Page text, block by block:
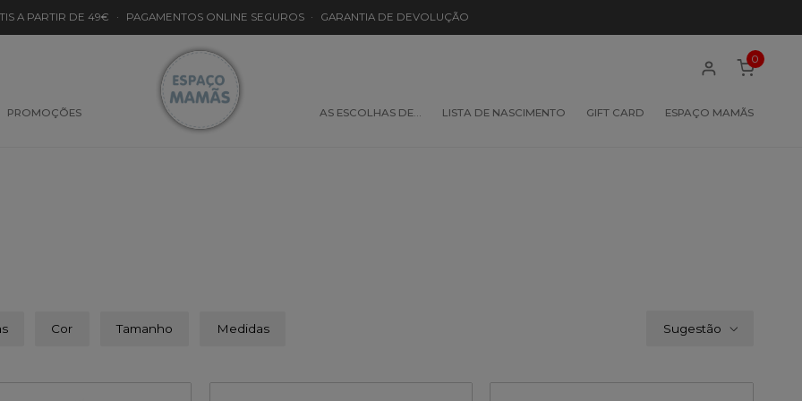
A PARTIR DE 49€ · PAGAMENTOS ONLINE SEGUROS · GARANTIA DE DEVOLUÇÃO
PROMOÇÕES AS ESCOLHAS DE… LISTA DE NASCIMENTO GIFT CARD ESPAÇO MAMÃS
0
Cor Tamanho Medidas Sugestão